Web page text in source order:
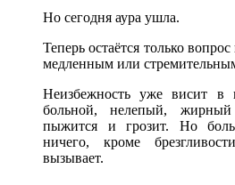
Но сегодня аура ушла.
Теперь остаётся только
медленным или
Неизбежность уже висит в
больной, нелепый,
пыжится и грозит. Но
ничего, кроме
вызывает.